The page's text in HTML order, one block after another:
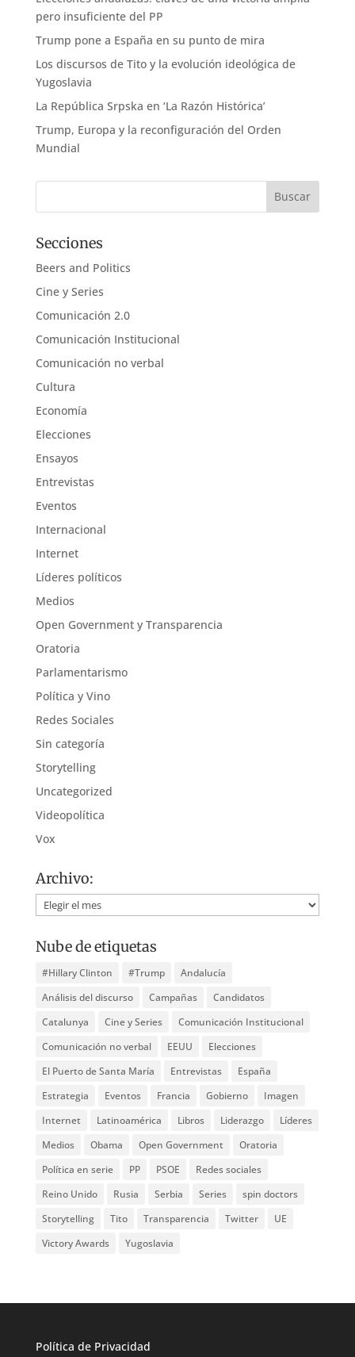
pero insuficiente del PP
Trump pone a España en su punto de mira
Los discursos de Tito y la evolución ideológica de
Yugoslavia
La República Srpska en ‘La Razón Histórica’
Trump, Europa y la reconfiguración del Orden
Mundial
Secciones
Beers and Politics
Cine y Series
Comunicación 2.0
Comunicación Institucional
Comunicación no verbal
Cultura
Economía
Elecciones
Ensayos
Entrevistas
Eventos
Internacional
Internet
Líderes políticos
Medios
Open Government y Transparencia
Oratoria
Parlamentarismo
Política y Vino
Redes Sociales
Sin categoría
Storytelling
Uncategorized
Videopolítica
Vox
Archivo:
Archivo:
Nube de etiquetas
#Hillary Clinton #Trump
Andalucía
Análisis del discurso
Campañas
Candidatos
Catalunya
Cine y Series
Comunicación Institucional
Comunicación no verbal
EEUU
Elecciones
El Puerto de Santa María
Entrevistas
España
Estrategia
Eventos Francia Gobierno
Imagen
Internet
Latinoamérica Libros Liderazgo
Líderes
Medios
Obama Open Government
Oratoria
Política en serie
PP PSOE
Redes sociales
Reino Unido
Rusia Serbia Series
spin doctors
Storytelling
Tito Transparencia Twitter
UE
Victory Awards
Yugoslavia
Política de Privacidad